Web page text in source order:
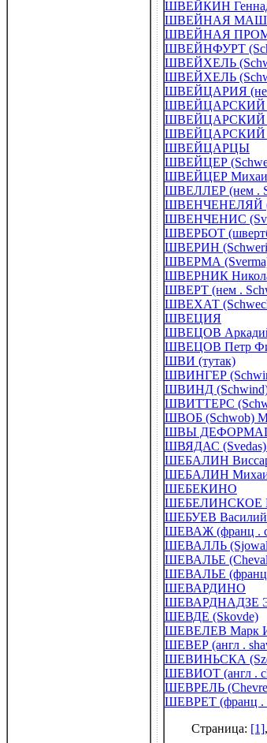
ШВЕЙКИН
ШВЕЙНАЯ
ШВЕЙНАЯ
ШВЕЙНФУРТ
ШВЕЙХЕЛЬ
ШВЕЙХЕЛЬ
ШВЕЙЦАРИЯ
ШВЕЙЦАРСКИЙ
ШВЕЙЦАРСКИЙ
ШВЕЙЦАРЦЫ
ШВЕЙЦЕР
ШВЕЙЦЕР Михаил
ШВЕЛЛЕР (нем .
ШВЕНЧЕНЕЛЯЙ
ШВЕНЧЕНИС
ШВЕРБОТ
ШВЕРИН
ШВЕРМА
ШВЕРНИК
ШВЕРТ (нем .
ШВЕХАТ
ШВЕЦИЯ
ШВЕЦОВ Аркадий
ШВЕЦОВ Петр
ШВИ (тутак)
ШВИНГЕР
ШВИНД (Schwind)
ШВИТТЕРС
ШВОБ (Schwob)
ШВЫ
ШВЯДАС (Svedas)
ШЕБАЛИН
ШЕБАЛИН Михаил
ШЕБЕКИНО
ШЕБЕЛИНСКОЕ
ШЕБУЕВ Василий
ШЕВАЖ (франц .
ШЕВАЛЛЬ
ШЕВАЛЬЕ
ШЕВАЛЬЕ (франц
ШЕВАРДИНО
ШЕВАРДНАДЗЕ
ШЕВДЕ (Skovde)
ШЕВЕЛЕВ Марк
ШЕВЕР (англ .
ШЕВИНЬСКА
ШЕВИОТ (англ .
ШЕВРЕЛЬ
ШЕВРЕТ (франц .
Страница: [1],